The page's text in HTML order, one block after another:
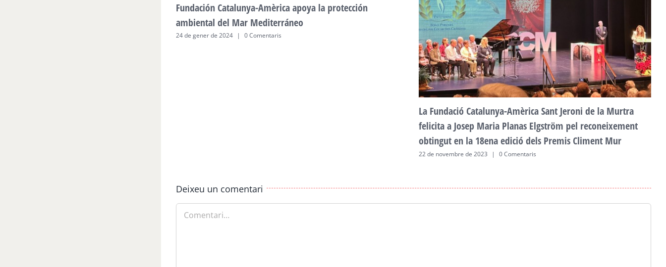
Fundación Catalunya-Amèrica apoya la protección
ambiental del Mar Mediterráneo
24 de gener de 2024 | 0 Comentaris
La Fundació Catalunya-Amèrica Sant Jeroni de la Murtra
felicita a Josep Maria Planas Elgström pel reconeixement
obtingut en la 18ena edició dels Premis Climent Mur
22 de novembre de 2023 | 0 Comentaris
Deixeu un comentari